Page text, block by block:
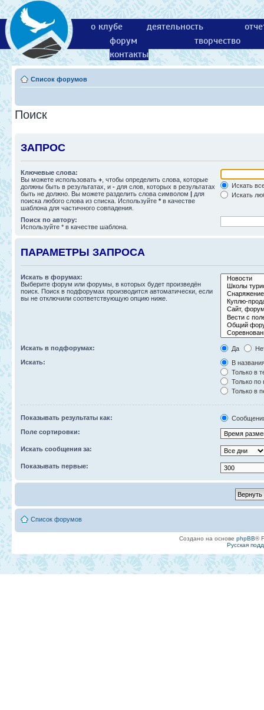
о клубе деятельность
форум
творчество
контакты
Список форумов
Поиск
ЗАПРОС
Ключевые слова:
Вы можете использовать + , чтобы определить слова, которые
должны быть в результатах, и - для слов, которых в результатах
быть не должно. Вы можете разделить слова символом | для
поиска любого слова из списка. Используйте * в качестве
шаблона для частичного совпадения.
Искать
Искать
Поиск по автору:
Используйте * в качестве шаблона.
ПАРАМЕТРЫ ЗАПРОСА
Искать в форумах:
Выберите форум или форумы, в которых будет произведён
поиск. Поиск в подфорумах производится автоматически, если
вы не отключили соответствующую опцию ниже.
Искать в подфорумах: Да
Искать:
В
Только в
Только по
Только в
Показывать результаты как:
Поле сортировки:
Искать сообщения за:
Показывать первые:
Список форумов
Создано на основе phpBB®
Русская